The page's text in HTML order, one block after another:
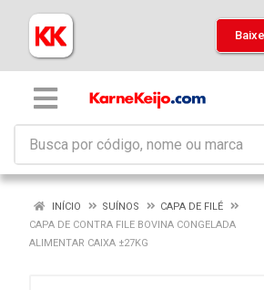
INÍCIO SUÍNOS
CAPA DE FILÉ
CAPA DE CONTRA FILE BOVINA CONGELADA
ALIMENTAR CAIXA ±27KG